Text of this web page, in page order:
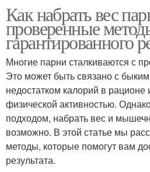
Как набрать вес
проверенные
гарантированного
Многие парни сталкиваются с
Это может быть связано с
недостатком калорий в рационе
физической активностью.
подходом, набрать вес и
возможно. В этой статье мы
методы, которые помогут вам
результата.